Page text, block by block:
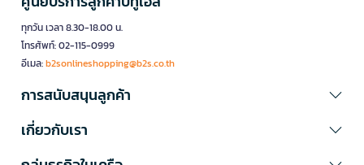
ทุกวัน เวลา 8.30-18.00 น.
โทรศัพท์: 02-115-0999
อีเมล:b2sonlineshopping@b2s.co.th
การสนับสนุนลูกค้า
เกี่ยวกับเรา